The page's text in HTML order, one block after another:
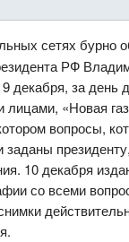
сетях бурно
РФ
декабря, за день
лицами, «Новая
вопросы,
10 декабря
со всеми